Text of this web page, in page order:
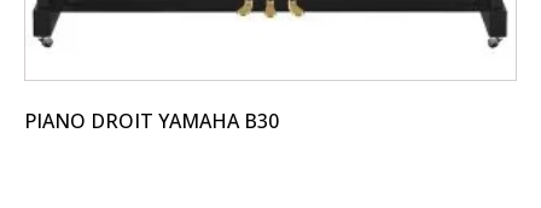
PIANO DROIT YAMAHA B30
produit